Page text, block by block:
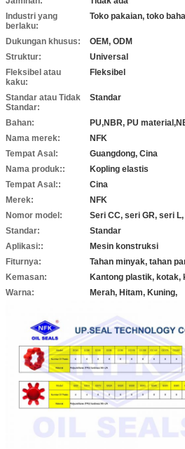
Industri yang
berlaku:
Dukungan khusus:
OEM, ODM
Struktur:
Universal
Fleksibel atau
kaku:
Fleksibel
Standar atau Tidak
Standar:
Standar
Bahan:
PU,NBR, PU
Nama merek:
NFK
Tempat Asal:
Guangdong, Cina
Nama produk::
Kopling elastis
Tempat Asal::
Cina
Merek:
NFK
Nomor model:
Seri CC, seri GR, seri
Standar:
Standar
Aplikasi::
Mesin konstruksi
Fiturnya:
Tahan minyak, tahan
Kemasan:
Kantong plastik, kotak,
Warna:
Merah, Hitam, Kuning,